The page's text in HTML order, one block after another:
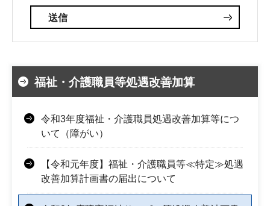
福祉・介護職員等処遇改善加算
令和3年度福祉・介護職員処遇改善加算等につ
いて（障がい）
【令和元年度】福祉・介護職員等≪特定≫処遇
改善加算計画書の届出について